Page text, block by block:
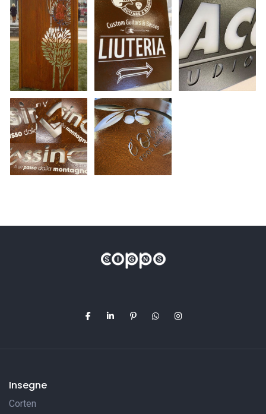
Insegne
Corten